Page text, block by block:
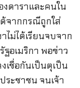
ดาราและคนใน
จากกรณีถูกใส่
ไม่ได้เรียนจบจาก
อเมริกา พอข่าว
เชื่อกันเป็นตุเป็น
ะชาชน จนเจ้า